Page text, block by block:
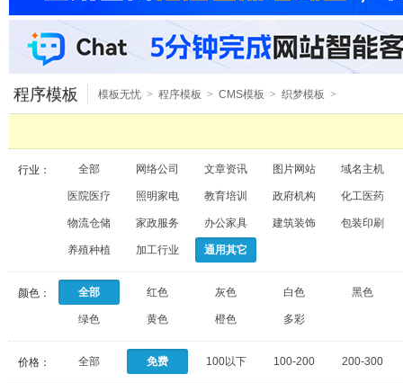
程序模板 模板无忧 > 程序模板 > CMS模板 > 织梦模板 >
行业： 全部 网络公司 文章资讯 图片网站 域名主机
医院医疗 照明家电 教育培训 政府机构 化工医药
物流仓储 家政服务 办公家具 建筑装饰 包装印刷
养殖种植 加工行业 通用其它
颜色： 全部 红色 灰色 白色 黑色
绿色 黄色 橙色 多彩
价格： 全部 免费 100以下 100-200 200-300